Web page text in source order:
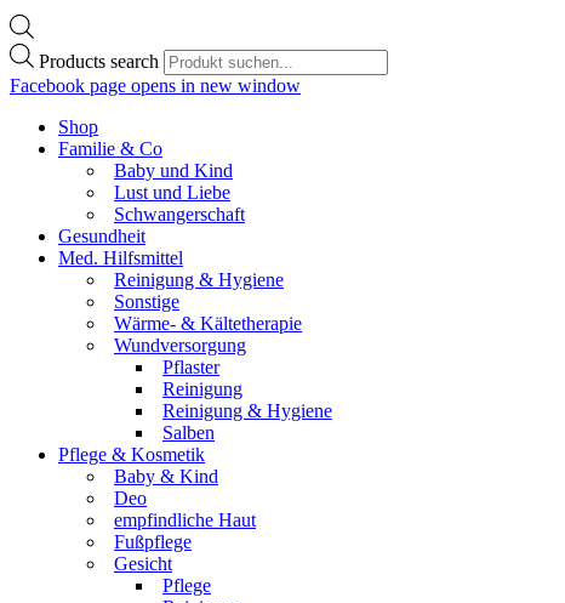
Products search
Facebook page opens in new window
Shop
Familie & Co
Baby und Kind
Lust und Liebe
Schwangerschaft
Gesundheit
Med. Hilfsmittel
Reinigung & Hygiene
Sonstige
Wärme- & Kältetherapie
Wundversorgung
Pflaster
Reinigung
Reinigung & Hygiene
Salben
Pflege & Kosmetik
Baby & Kind
Deo
empfindliche Haut
Fußpflege
Gesicht
Pflege